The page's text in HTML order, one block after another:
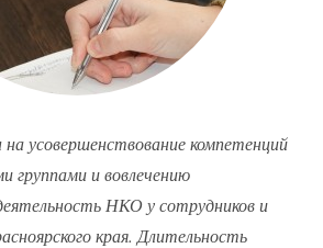
усовершенствование компетенций
группами и вовлечению
НКО у сотрудников и
края. Длительность